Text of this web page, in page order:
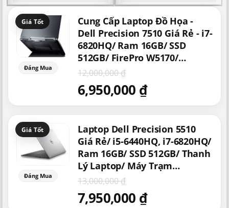
Cấu Hình Mạnh/ Chơi
Game
là:
Đồ Họa Giá Rẻ/ Laptop
Cũ Xách Tay Mỹ
là:
7,950,000
₫.
Cung Cấp Laptop Đồ Họa -
Dell Precision 7510 Giá Rẻ - i7-
6820HQ/ Ram 16GB/ SSD
512GB/ FirePro W5170/
NVIDIA Quadro M1000M/
M2000M - Laptop Đồ Họa Giá
Rẻ/ Cấu Hình Mạnh/ Chơi
Game
12,000,000₫
Giá
gốc
12,000,000 ₫.
6,950,000 ₫
Giá
hiện
6,950,000 ₫.
Laptop Dell Precision 5510
Giá Rẻ/ i5-6440HQ, i7-6820HQ/
Ram 16GB/ SSD 512GB/ Thanh
Lý Laptop/ Máy Trạm
Workstation Nhẹ/ Laptop Đồ
Họa Giá Rẻ
13,000,000₫
Giá
gốc
13,000,000 ₫.
7,950,000 ₫
Giá
hiện
7,950,000 ₫.